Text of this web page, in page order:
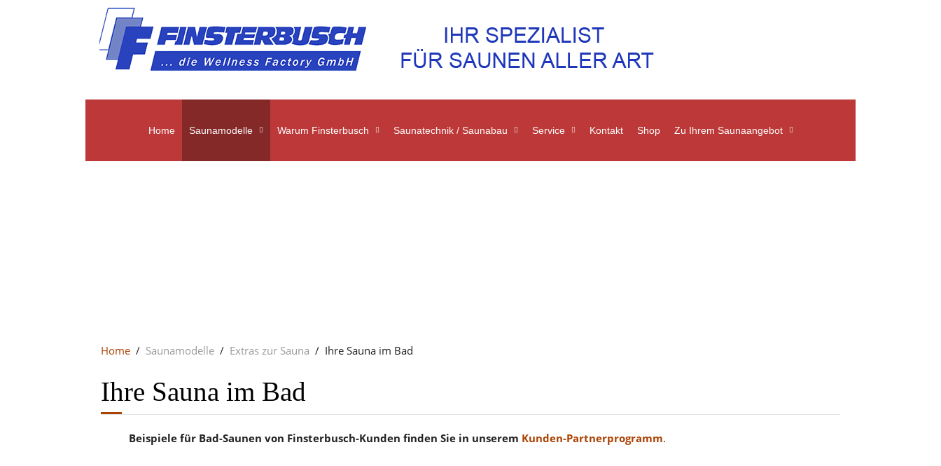
Home Saunamodelle Warum Finsterbusch Saunatechnik / Saunabau Service Kontakt Shop Zu Ihrem Saunaangebot
Home Saunamodelle Extras zur Sauna Ihre Sauna im Bad
Ihre Sauna im Bad
Beispiele für Bad-Saunen von Finsterbusch-Kunden finden Sie in unserem Kunden-Partnerprogramm.